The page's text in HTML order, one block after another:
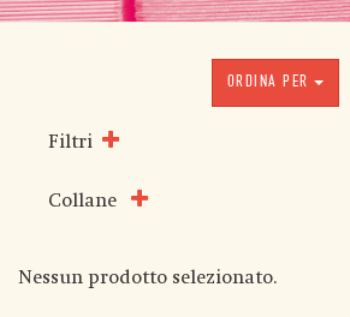
ORDINA PER
Filtri
Collane
Nessun prodotto selezionato.